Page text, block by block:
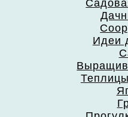
Идеи